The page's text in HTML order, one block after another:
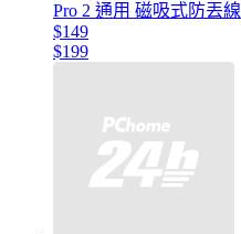
Pro 2 通用 磁吸式防丟線
$149
$199